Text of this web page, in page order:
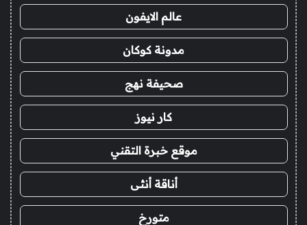
عالم الايفون
مدونة كوكان
صحيفة نهج
كار نيوز
موقع خبرة التقني
أناقة أنثى
متورخ